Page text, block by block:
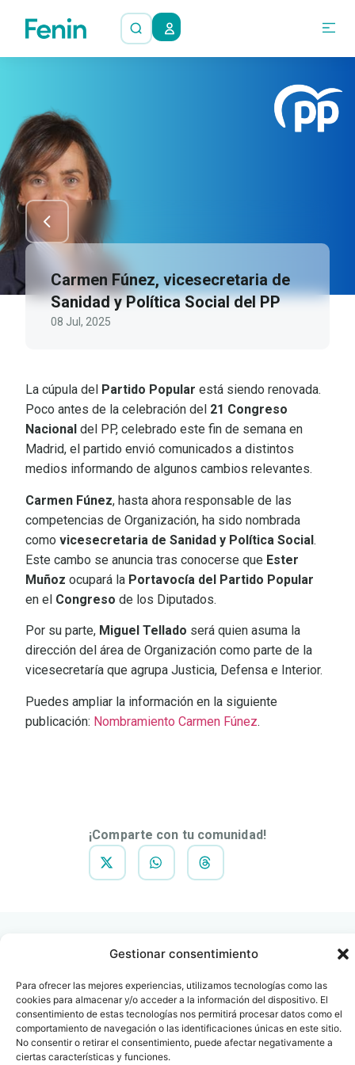
Gestionar consentimiento
Para ofrecer las mejores experiencias, utilizamos tecnologías como las
cookies para almacenar y/o acceder a la información del dispositivo. El
consentimiento de estas tecnologías nos permitirá procesar datos como el
comportamiento de navegación o las identificaciones únicas en este sitio.
No consentir o retirar el consentimiento, puede afectar negativamente a
ciertas características y funciones.
Carmen Fúnez, vicesecretaria de
Sanidad y Política Social del PP
08 Jul, 2025
La cúpula del Partido Popular está siendo renovada.
Poco antes de la celebración del 21 Congreso
Nacional del PP, celebrado este fin de semana en
Madrid, el partido envió comunicados a distintos
medios informando de algunos cambios relevantes.
Carmen Fúnez, hasta ahora responsable de las
competencias de Organización, ha sido nombrada
como vicesecretaria de Sanidad y Política Social.
Este cambo se anuncia tras conocerse que Ester
Muñoz ocupará la Portavocía del Partido Popular
en el Congreso de los Diputados.
Por su parte, Miguel Tellado será quien asuma la
dirección del área de Organización como parte de la
vicesecretaría que agrupa Justicia, Defensa e Interior.
Puedes ampliar la información en la siguiente
publicación: Nombramiento Carmen Fúnez.
¡Comparte con tu comunidad!
Contacto
info@fenin.es
C/ Villanueva, 20 - 1-
28001
Oficina Barcelona
Travesera de Gracia, 56 -
1º, 3ª 08006